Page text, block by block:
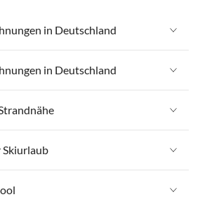
in Deutschland
Vorpommern
in Deutschland
in Deutschland
in Ostsee
Skiurlaub
in Deutschland